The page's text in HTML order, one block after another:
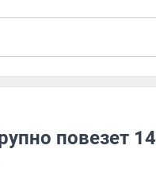
повезет 14